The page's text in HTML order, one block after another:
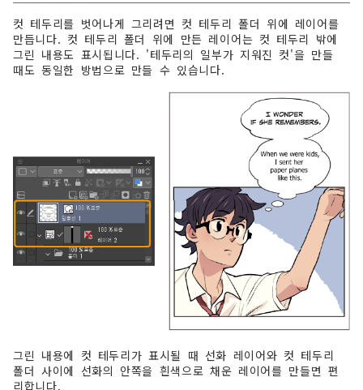
컷 테두리를 벗어나게 그리려면 컷 테두리 폴더 위에 레이어를
만듭니다. 컷 테두리 폴더 위에 만든 레이어는 컷 테두리 밖에
그린 내용도 표시됩니다. '테두리의 일부가 지워진 컷'을 만들
때도 동일한 방법으로 만들 수 있습니다.
그린 내용에 컷 테두리가 표시될 때 선화 레이어와 컷 테두리
폴더 사이에 선화의 안쪽을 흰색으로 채운 레이어를 만들면 편
리합니다.